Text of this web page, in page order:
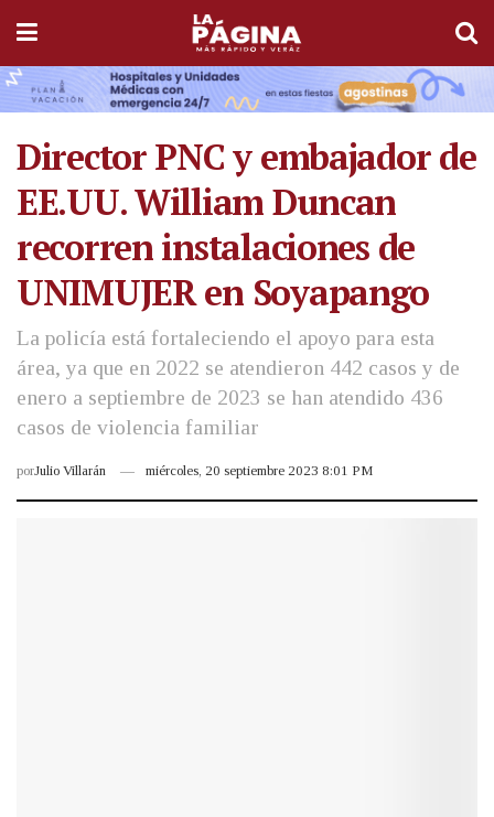
Director PNC y embajador de
EE.UU. William Duncan
recorren instalaciones de
UNIMUJER en Soyapango
La policía está fortaleciendo el apoyo para esta
área, ya que en 2022 se atendieron 442 casos y de
enero a septiembre de 2023 se han atendido 436
casos de violencia familiar
porJulio Villarán miércoles, 20 septiembre 2023 8:01 PM